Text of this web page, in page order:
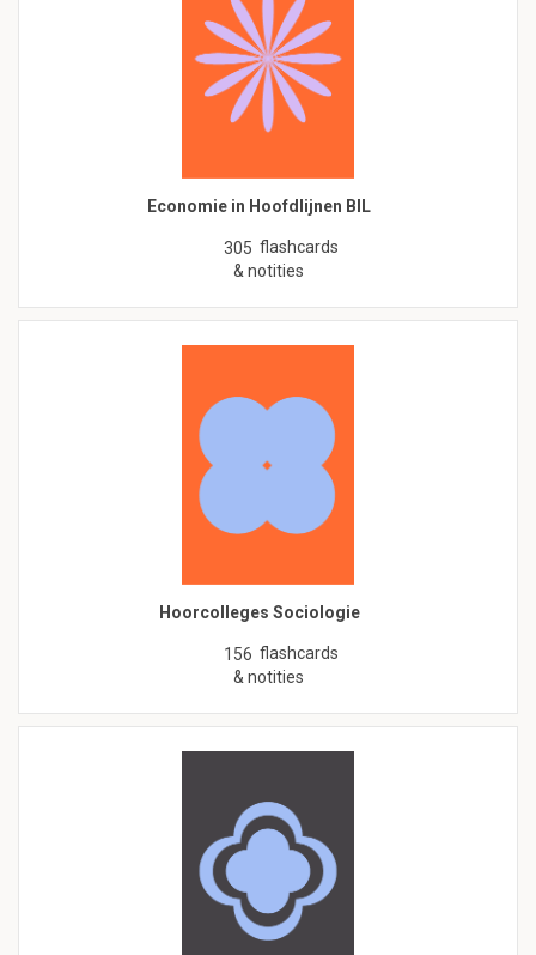
Economie in Hoofdlijnen BIL
305 flashcards
& notities
Hoorcolleges Sociologie
156 flashcards
& notities